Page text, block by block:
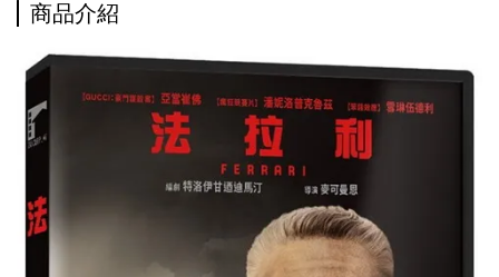
商品介紹